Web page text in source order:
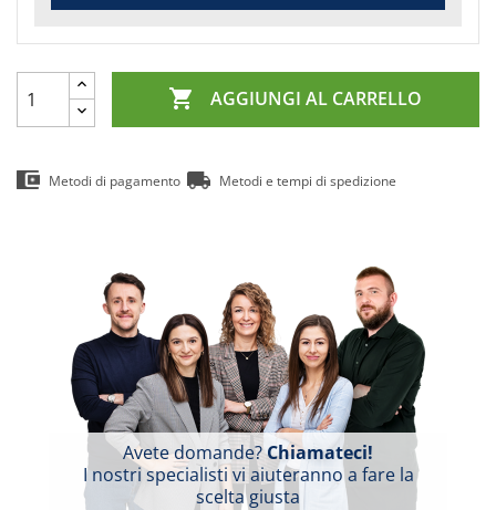
 AGGIUNGI AL CARRELLO
Metodi di pagamento Metodi e tempi di spedizione
Avete domande?Chiamateci!
I nostri specialisti vi aiuteranno a fare la
scelta giusta